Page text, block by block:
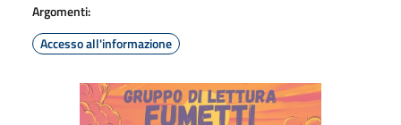
Argomenti:
Accesso all'informazione